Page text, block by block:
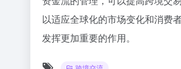
以适应全球化的市场变化和消费
发挥更加重要的作用。